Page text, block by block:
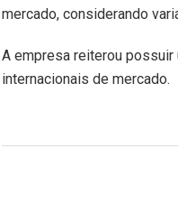
mercado, considerando
A empresa reiterou
internacionais de mercado.